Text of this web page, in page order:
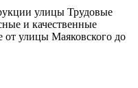
улицы Трудовые
и качественные
от улицы Маяковского до